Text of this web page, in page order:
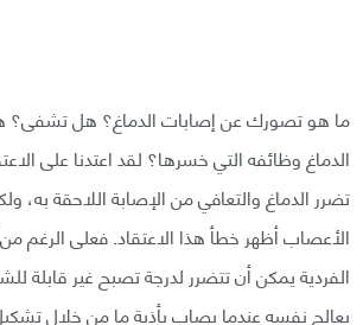
ما هو تصورك عن إصابات الدماغ؟ هل تشفى؟
الدماغ وظائفه التي خسرها؟ لقد اعتدنا على
تضرر الدماغ والتعافي من الإصابة اللاحقة به،
الأعصاب أظهر خطأ هذا الاعتقاد. فعلى الرغم من
الفردية يمكن أن تتضرر لدرجة تصبح غير قابلة
يعالج نفسه عندما يصاب بأذية ما من خلال